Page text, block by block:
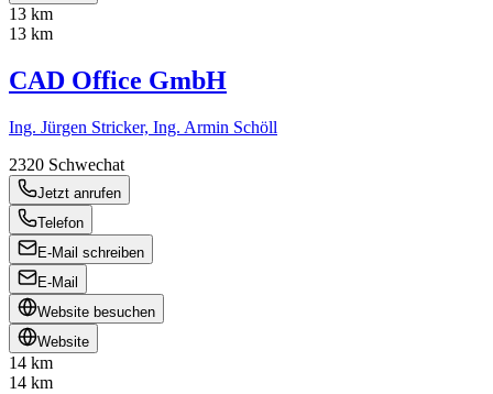
13 km
13 km
CAD Office GmbH
Ing. Jürgen Stricker, Ing. Armin Schöll
2320 Schwechat
Jetzt anrufen
Telefon
E-Mail schreiben
E-Mail
Website besuchen
Website
14 km
14 km